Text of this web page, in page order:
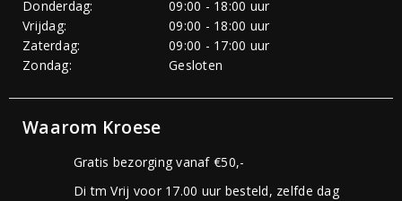
Donderdag:
09:00 - 18:00 uur
Vrijdag:
09:00 - 18:00 uur
Zaterdag:
09:00 - 17:00 uur
Zondag:
Gesloten
Waarom Kroese
Gratis bezorging vanaf €50,-
Di tm Vrij voor 17.00 uur besteld, zelfde dag